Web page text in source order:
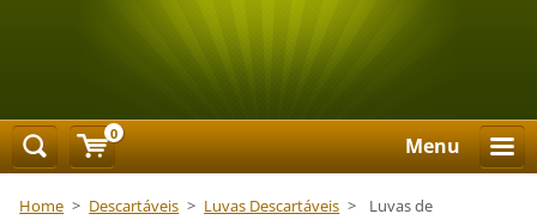
Menu
Home > Descartáveis > Luvas Descartáveis >
Luvas de
0